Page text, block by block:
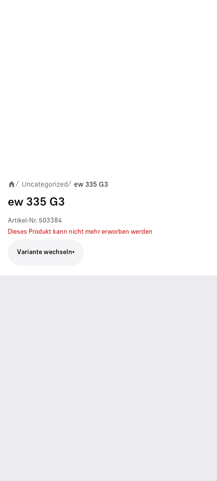
/ Uncategorized/ ew 335 G3
ew 335 G3
Artikel-Nr. 503384
Dieses Produkt kann nicht mehr erworben werden
Variante wechseln